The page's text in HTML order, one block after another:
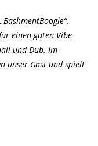
einen guten Vibe
und Dub. Im
unser Gast und spielt